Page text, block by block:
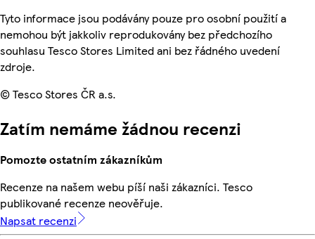
Tyto informace jsou podávány pouze pro osobní použití a
nemohou být jakkoliv reprodukovány bez předchozího
souhlasu Tesco Stores Limited ani bez řádného uvedení
zdroje.
© Tesco Stores ČR a.s.
Zatím nemáme žádnou recenzi
Pomozte ostatním zákazníkům
Recenze na našem webu píší naši zákazníci. Tesco
publikované recenze neověřuje.
Napsat recenzi